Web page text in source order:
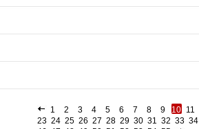
1 2 3 4 5 6 7 8 9 10 11
23 24 25 26 27 28 29 30 31 32 33 34